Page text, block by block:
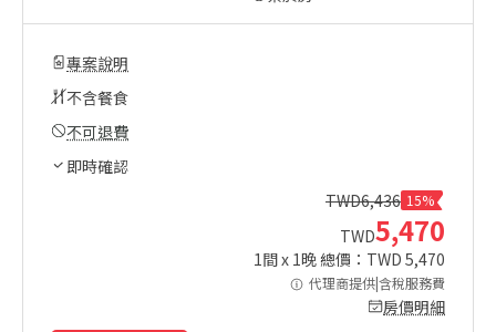
專案說明
不含餐食
不可退費
即時確認
TWD6,436 15%
TWD5,470
1間 x 1晚 總價：TWD 5,470
代理商提供|含稅服務費
房價明細